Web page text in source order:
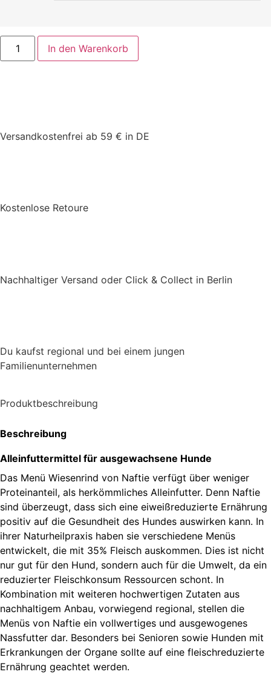
In den Warenkorb
Versandkostenfrei ab 59 € in DE
Kostenlose Retoure
Nachhaltiger Versand oder Click & Collect in Berlin
Du kaufst regional und bei einem jungen
Familienunternehmen
Produktbeschreibung
Beschreibung
Alleinfuttermittel für ausgewachsene Hunde
Das Menü Wiesenrind von Naftie verfügt über weniger
Proteinanteil, als herkömmliches Alleinfutter. Denn Naftie
sind überzeugt, dass sich eine eiweißreduzierte Ernährung
positiv auf die Gesundheit des Hundes auswirken kann. In
ihrer Naturheilpraxis haben sie verschiedene Menüs
entwickelt, die mit 35% Fleisch auskommen. Dies ist nicht
nur gut für den Hund, sondern auch für die Umwelt, da ein
reduzierter Fleischkonsum Ressourcen schont. In
Kombination mit weiteren hochwertigen Zutaten aus
nachhaltigem Anbau, vorwiegend regional, stellen die
Menüs von Naftie ein vollwertiges und ausgewogenes
Nassfutter dar. Besonders bei Senioren sowie Hunden mit
Erkrankungen der Organe sollte auf eine fleischreduzierte
Ernährung geachtet werden.